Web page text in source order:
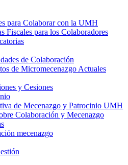
para Colaborar con la UMH
Fiscales para los Colaboradores
de Colaboración
de Micromecenazgo Actuales
y Cesiones
de Mecenazgo y Patrocinio UMH
Colaboración y Mecenazgo
mecenazgo